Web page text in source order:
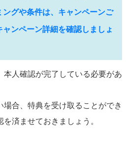
グや条件は、キャンペーンご
ンペーン詳細を確認しましょ
本人確認が完了している必要があ
合、特典を受け取ることができ
済ませておきましょう。